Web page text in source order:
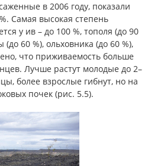
в 2006 году, показали
Самая высокая степень
у ив – до 100 %, тополя (до 90
60 %), ольховника (до 60 %),
что приживаемость больше
Лучше растут молодые до 2–
более взрослые гибнут, но на
почек (рис. 5.5).